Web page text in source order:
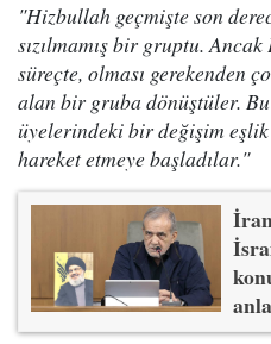
"Hizbullah geçmişte son
sızılmamış bir gruptu.
süreçte, olması gerekenden
alan bir gruba dönüştüler.
üyelerindeki bir değişim
hareket etmeye başladılar."